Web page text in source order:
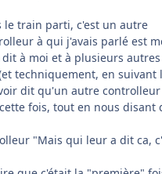
le train parti, c'est un autre
à qui j'avais parlé est
à moi et à plusieurs autres
techniquement, en suivant
dit qu'un autre
fois, tout en nous disant
"Mais qui leur a dit ca,